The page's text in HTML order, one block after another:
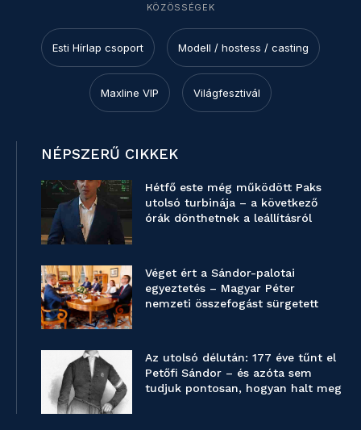
KÖZÖSSÉGEK
Esti Hírlap csoport Modell / hostess / casting
Maxline VIP Világfesztivál
NÉPSZERŰ CIKKEK
Hétfő este még működött Paks
utolsó turbinája – a következő
órák dönthetnek a leállításról
Véget ért a Sándor-palotai
egyeztetés – Magyar Péter
nemzeti összefogást sürgetett
Az utolsó délután: 177 éve tűnt el
Petőfi Sándor – és azóta sem
tudjuk pontosan, hogyan halt meg